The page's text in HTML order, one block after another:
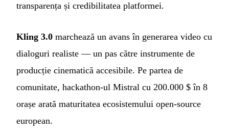
transparența și credibilitatea platformei.
Kling 3.0 marchează un avans în generarea video cu
dialoguri realiste — un pas către instrumente de
producție cinematică accesibile. Pe partea de
comunitate, hackathon-ul Mistral cu 200.000 $ în 8
orașe arată maturitatea ecosistemului open-source
european.